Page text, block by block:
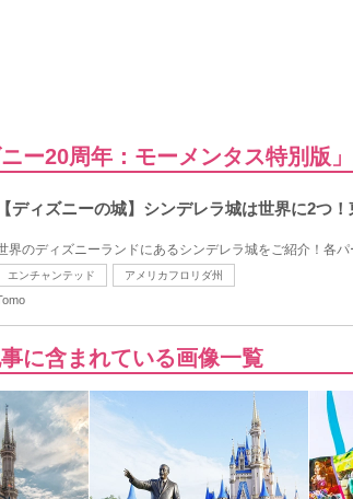
ニー20周年：モーメンタス特別版
【ディズニーの城】シンデレラ城は世界に2つ
界のディズニーランドにあるシンデレラ城をご紹介！各
エンチャンテッド アメリカフロリダ州
に含まれている画像一覧